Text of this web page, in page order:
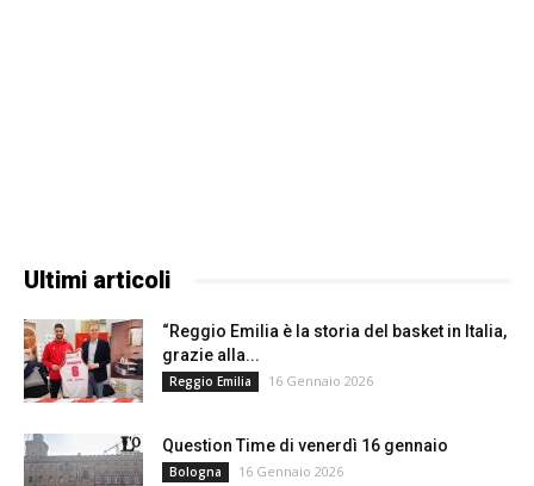
Ultimi articoli
“Reggio Emilia è la storia del basket in Italia,
grazie alla...
Reggio Emilia 16 Gennaio 2026
Question Time di venerdì 16 gennaio
Bologna 16 Gennaio 2026